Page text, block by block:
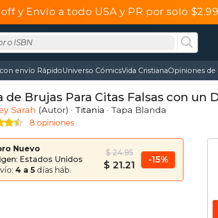
off y Envío a todo USA y PR por solo
envío RápidoUniverso CómicsVida CristianaOpiniones de
de Brujas Para Citas Falsas con un
Sarah (Autor) · Titania · Tapa Blanda
8 opiniones
Nuevo
Estados Unidos
4 a 5 días háb.
$ 24.95
$ 21.21 -15%